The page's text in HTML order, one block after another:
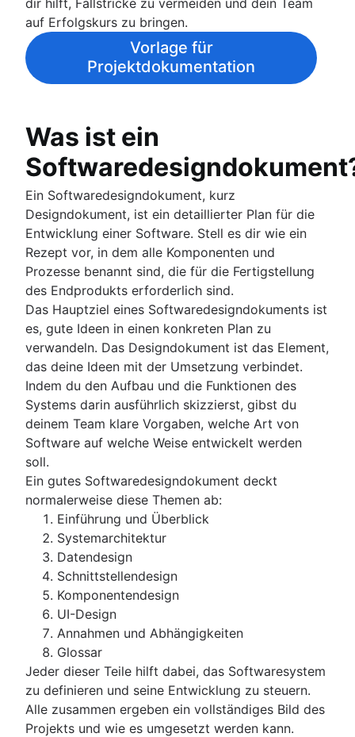
auf Erfolgskurs zu bringen.
Vorlage für
Projektdokumentation
Was ist ein
Ein Softwaredesigndokument, kurz
Designdokument, ist ein detaillierter Plan für die
Entwicklung einer Software. Stell es dir wie ein
Rezept vor, in dem alle Komponenten und
Prozesse benannt sind, die für die Fertigstellung
des Endprodukts erforderlich sind.
Das Hauptziel eines Softwaredesigndokuments ist
es, gute Ideen in einen konkreten Plan zu
verwandeln. Das Designdokument ist das Element,
das deine Ideen mit der Umsetzung verbindet.
Indem du den Aufbau und die Funktionen des
Systems darin ausführlich skizzierst, gibst du
deinem Team klare Vorgaben, welche Art von
Software auf welche Weise entwickelt werden
soll.
Ein gutes Softwaredesigndokument deckt
normalerweise diese Themen ab:
Einführung und Überblick
Systemarchitektur
Datendesign
Schnittstellendesign
Komponentendesign
UI-Design
Annahmen und Abhängigkeiten
Glossar
Jeder dieser Teile hilft dabei, das Softwaresystem
zu definieren und seine Entwicklung zu steuern.
Alle zusammen ergeben ein vollständiges Bild des
Projekts und wie es umgesetzt werden kann.